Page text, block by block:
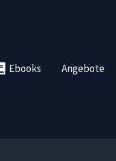
Ebooks Angebote